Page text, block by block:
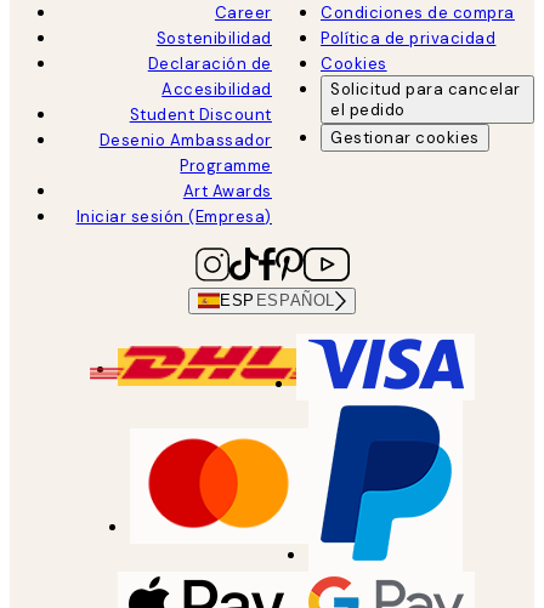
Career
Sostenibilidad
Declaración de
Accesibilidad
Student Discount
Desenio Ambassador
Programme
Art Awards
Iniciar sesión (Empresa)
Condiciones de compra
Política de privacidad
Cookies
Solicitud para cancelar
el pedido
Gestionar cookies
ESP ESPAÑOL